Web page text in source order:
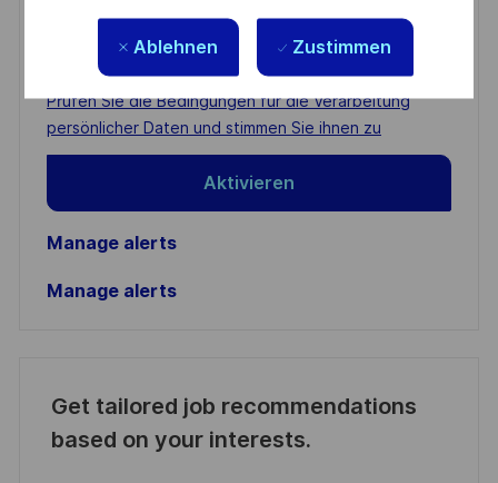
Ablehnen Zustimmen
(Required)
Required
Prüfen Sie die Bedingungen für die Verarbeitung
persönlicher Daten und stimmen Sie ihnen zu
Aktivieren
Manage alerts
Manage alerts
Get tailored job recommendations
based on your interests.